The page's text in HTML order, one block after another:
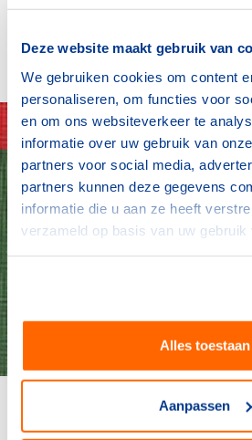
Deze website maakt gebruik van
We gebruiken cookies om content
personaliseren, om functies voor
en om ons websiteverkeer te
informatie over uw gebruik van
partners voor social media,
partners kunnen deze gegevens
informatie die u aan ze heeft
verzameld op basis van uw gebruik
Alles toestaan
Aanpassen
het goud zelfs voor de vierde
carrière.